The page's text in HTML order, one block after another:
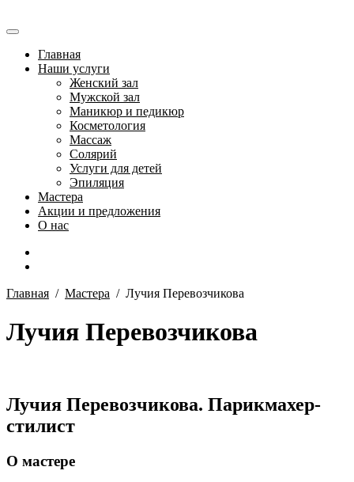
Главная
Наши услуги
Женский зал
Мужской зал
Маникюр и педикюр
Косметология
Массаж
Солярий
Услуги для детей
Эпиляция
Мастера
Акции и предложения
О нас
Главная / Мастера / Лучия Перевозчикова
Лучия Перевозчикова
Лучия Перевозчикова. Парикмахер-
стилист
О мастере